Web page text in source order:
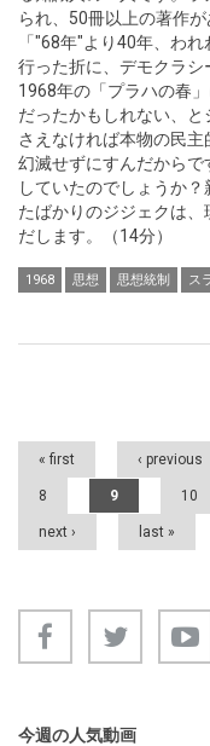
られ、50冊以上の著作
「"68年"より40年、わ
行った折に、デモクラシ
1968年の「プラハの春
だったかもしれない、
さえなければ本物の民主
幻滅せずにすんだから
していたのでしょうか
たばかりのジジェクは
だします。（14分）
1968 思想 思想統制 ス
Pages
« first ‹ previous
8 9 10
next › last »
今週の人気動画